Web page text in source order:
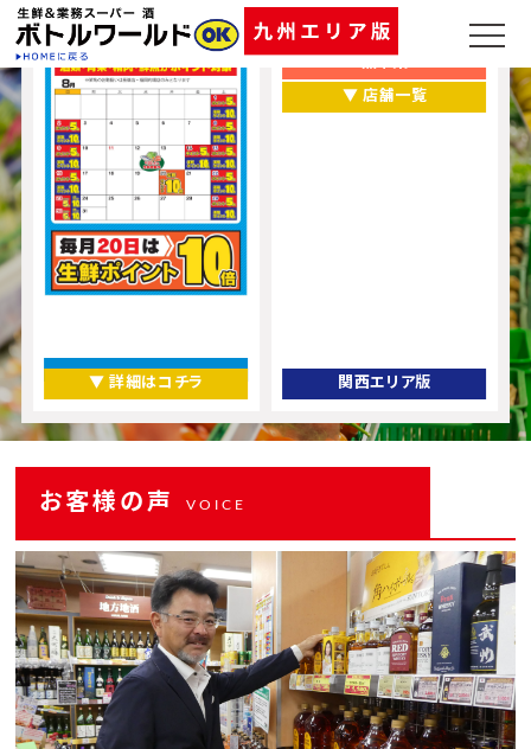
▼ 詳細はコチラ
福岡県
▼ 店舗一覧
関西エリア版
お客様の声 VOICE